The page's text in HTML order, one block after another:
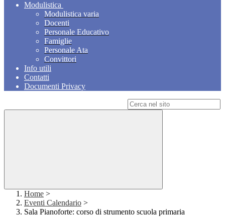
Modulistica
Modulistica varia
Docenti
Personale Educativo
Famiglie
Personale Ata
Convittori
Info utili
Contatti
Documenti Privacy
Home >
Eventi Calendario >
Sala Pianoforte: corso di strumento scuola primaria